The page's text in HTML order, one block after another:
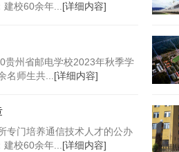
校60余年... [详细内容]
贵州省邮电学校2023年秋季学
师生共... [详细内容]
专门培养通信技术人才的公办
校60余年... [详细内容]